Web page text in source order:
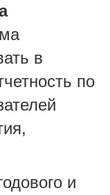
в
по
и